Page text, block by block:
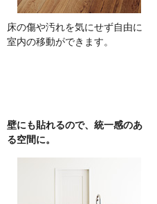
床の傷や汚れを気にせず自由に
室内の移動ができます。
壁にも貼れるので、統一感のあ
る空間に。